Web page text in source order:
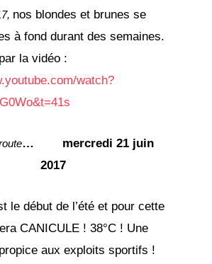
nos blondes et brunes se
à fond durant des semaines.
la vidéo :
watch?
… mercredi 21 juin
2017
le début de l’été et pour cette
CANICULE ! 38°C ! Une
aux exploits sportifs !